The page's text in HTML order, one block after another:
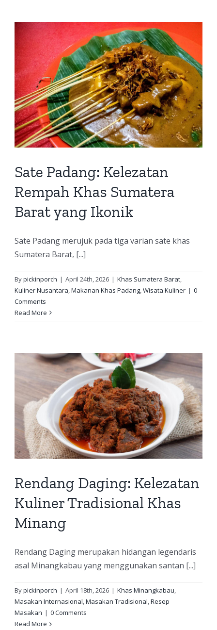
Sate Padang: Kelezatan
Rempah Khas Sumatera
Barat yang Ikonik
Sate Padang merujuk pada tiga varian sate khas
Sumatera Barat, [...]
Bypickinporch | April 24th, 2026 | Khas Sumatera Barat,
Kuliner Nusantara,Makanan Khas Padang,Wisata Kuliner | 0
Comments
Read More
Rendang Daging: Kelezatan
Kuliner Tradisional Khas
Minang
Rendang Daging merupakan hidangan legendaris
asal Minangkabau yang menggunakan santan [...]
Bypickinporch | April 18th, 2026 | Khas Minangkabau,
Masakan Internasional,Masakan Tradisional,Resep
Masakan | 0 Comments
Read More